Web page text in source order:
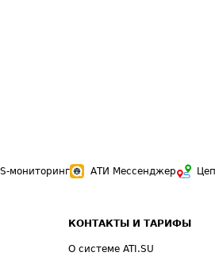
мониторинг АТИ Мессенджер
КОНТАКТЫ И ТАРИФЫ
О системе ATI.SU